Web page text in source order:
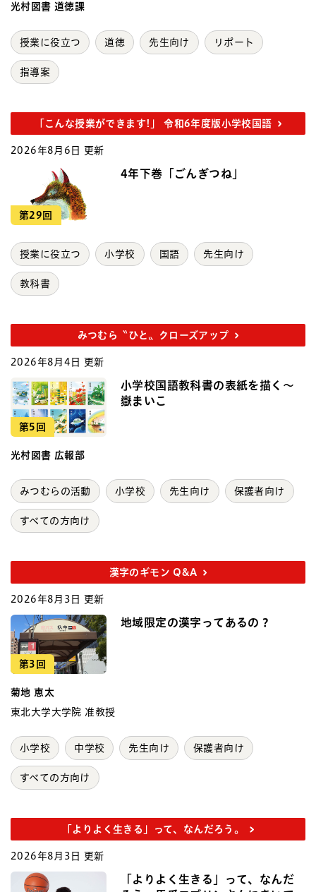
光村図書 道徳課
授業に役立つ 道徳 先生向け リポート
指導案
「こんな授業ができます!」 令和6年度版小学校国語
2026年8月6日 更新
第29回
4年下巻「ごんぎつね」
授業に役立つ 小学校 国語 先生向け
教科書
みつむら〝ひと〟クローズアップ
2026年8月4日 更新
第5回
小学校国語教科書の表紙を描く～
嶽まいこ
光村図書 広報部
みつむらの活動 小学校 先生向け 保護者向け
すべての方向け
漢字のギモン Q&A
2026年8月3日 更新
第3回
地域限定の漢字ってあるの？
菊地 恵太
東北大学大学院 准教授
小学校 中学校 先生向け 保護者向け
すべての方向け
「よりよく生きる」って、なんだろう。
2026年8月3日 更新
「よりよく生きる」って、なんだ